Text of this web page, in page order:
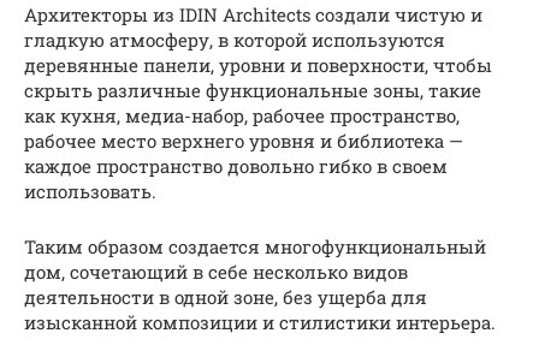
Архитекторы из IDIN Architects создали чистую и
гладкую атмосферу, в которой используются
деревянные панели, уровни и поверхности, чтобы
скрыть различные функциональные зоны, такие
как кухня, медиа-набор, рабочее пространство,
рабочее место верхнего уровня и библиотека —
каждое пространство довольно гибко в своем
использовать.
Таким образом создается многофункциональный
дом, сочетающий в себе несколько видов
деятельности в одной зоне, без ущерба для
изысканной композиции и стилистики интерьера.